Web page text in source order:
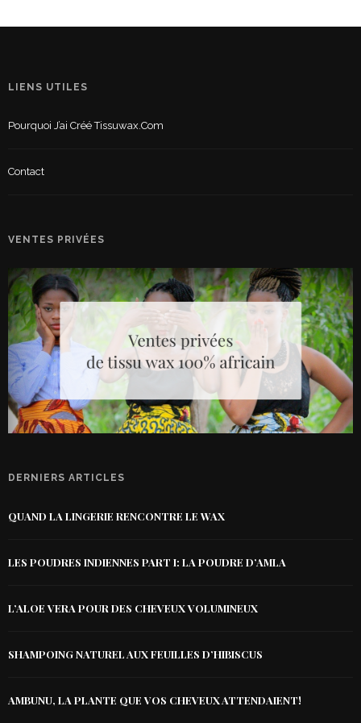
LIENS UTILES
Pourquoi J’ai Créé Tissuwax.com
Contact
VENTES PRIVÉES
DERNIERS ARTICLES
QUAND LA LINGERIE RENCONTRE LE WAX
LES POUDRES INDIENNES PART I: LA POUDRE D’AMLA
L’ALOE VERA POUR DES CHEVEUX VOLUMINEUX
SHAMPOING NATUREL AUX FEUILLES D’HIBISCUS
AMBUNU, LA PLANTE QUE VOS CHEVEUX ATTENDAIENT!